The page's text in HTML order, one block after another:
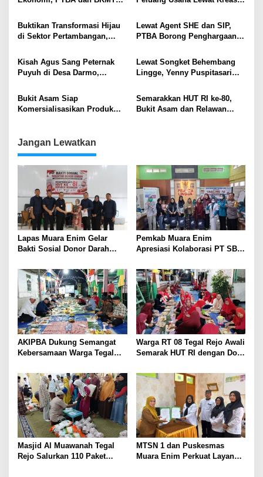
Kreasi Vol.7
Buktikan Transformasi Hijau
di Sektor Pertambangan,
Index Awards 2025
Lewat Agent SHE dan SIP,
PTBA Borong Penghargaan
Keselamatan dan Kesehatan
Kerja
Kisah Agus Sang Peternak
Puyuh di Desa Darmo,
Jadi Ladang Rezeki
Lewat Songket Behembang
Lingge, Yenny Puspitasari
Menggerakkan Ekonomi
Bukit Asam Siap
Komersialisasikan Produk
Grow
Semarakkan HUT RI ke-80,
Bukit Asam dan Relawan
Jangan Lewatkan
Lapas Muara Enim Gelar
Bakti Sosial Donor Darah
HUT ke-81 Republik Indonesia
Pemkab Muara Enim
Apresiasi Kolaborasi PT SBS
Warga Sekitar Tambang
AKIPBA Dukung Semangat
Kebersamaan Warga Tegal
Warga RT 08 Tegal Rejo Awali
Semarak HUT RI dengan Doa
Masjid Al Muawanah Tegal
Rejo Salurkan 110 Paket
MTSN 1 dan Puskesmas
Muara Enim Perkuat Layanan